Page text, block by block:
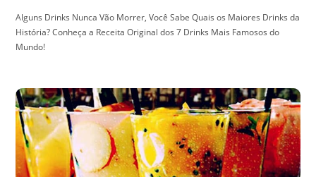
Alguns Drinks Nunca Vão Morrer, Você Sabe Quais os Maiores Drinks da
História? Conheça a Receita Original dos 7 Drinks Mais Famosos do
Mundo!